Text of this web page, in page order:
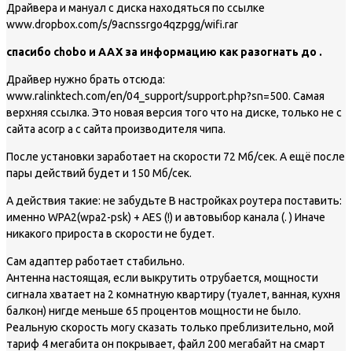
Драйвера и мануал с диска находяться по ссылке
www.dropbox.com/s/9acnssrgo4qzpgg/wifi.rar
спасибо chobo и AAX за информацию как разогнать до .
Драйвер нужно брать отсюда:
www.ralinktech.com/en/04_support/support.php?sn=500. Самая
верхняя ссылка. Это новая версия того что на диске, только не с
сайта acorp а с сайта производителя чипа.
После установки заработает на скорости 72 Мб/сек. А ещё после
пары действий будет и 150 Мб/сек.
А действия такие: не забудьте В настройках роутера поставить:
именно WPA2(wpa2-psk) + AES (!) и автовыбор канала (. ) Иначе
никакого прироста в скорости не будет.
Сам адаптер работает стабильно.
Антенна настоящая, если выкрутить отрубается, мощности
сигнала хватает на 2 комнатную квартиру (туалет, ванная, кухня
балкон) нигде меньше 65 процентов мощности не было.
Реальную скорость могу сказать только преблизительно, мой
тариф 4 мегабита он покрывает, файл 200 мегабайт на смарт